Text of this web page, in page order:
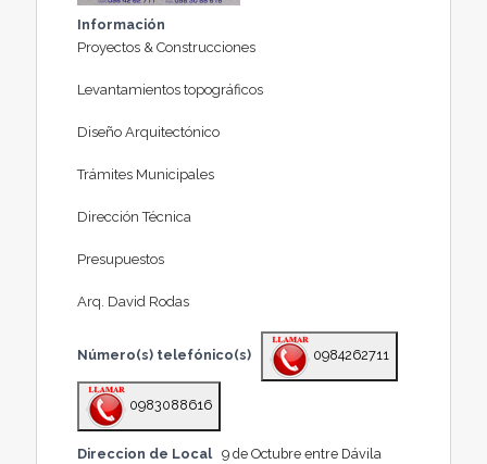
Información
Proyectos & Construcciones
Levantamientos topográficos
Diseño Arquitectónico
Trámites Municipales
Dirección Técnica
Presupuestos
Arq. David Rodas
Número(s) telefónico(s) 0984262711
0983088616
Direccion de Local
9 de Octubre entre Dávila